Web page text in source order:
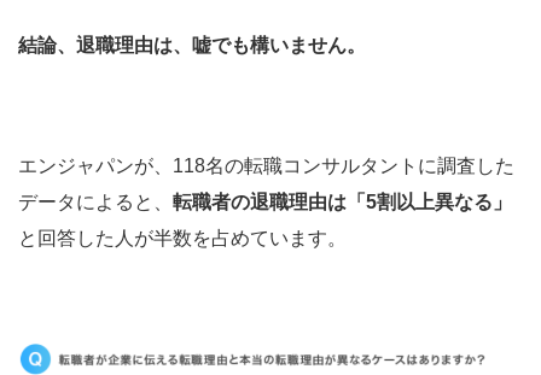
結論、退職理由は、嘘でも構いません。
エンジャパンが、118名の転職コンサルタントに調査した
データによると、 転職者の退職理由は「5割以上異なる」
と回答した人が半数を占めています。